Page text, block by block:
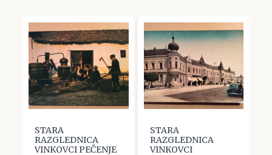
STARA
RAZGLEDNICA
VINKOVCI PEČENJE
STARA
RAZGLEDNICA
VINKOVCI